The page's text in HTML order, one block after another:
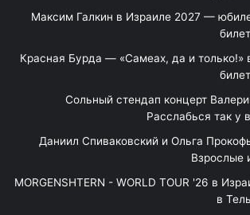
Максим Галкин в Израиле 2027 —
Красная Бурда — «Самеах, да и только!»
"Сольный стендап концерт
Расслабься так у
"Даниил Спиваковский и Ольга
Взрослые
MORGENSHTERN - WORLD TOUR '26 в
в